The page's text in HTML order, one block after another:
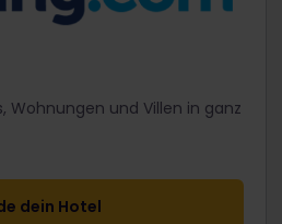
Wohnungen und Villen in ganz
dein Hotel